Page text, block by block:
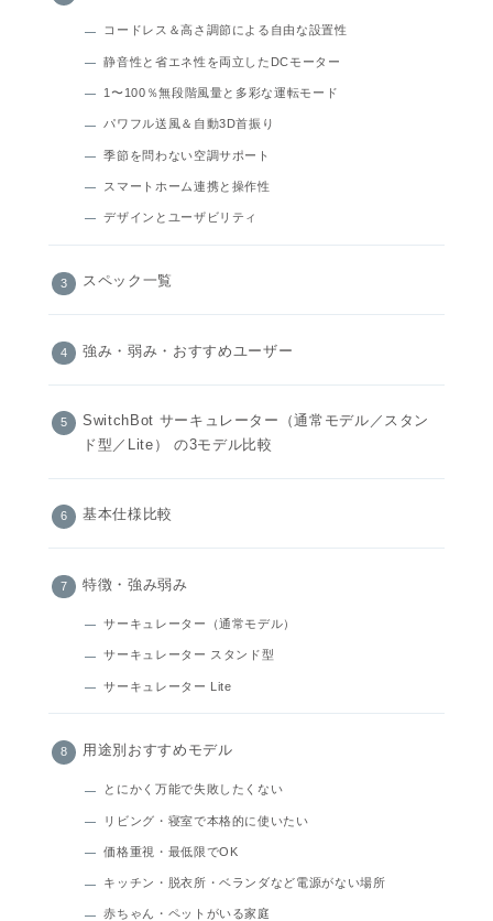
コードレス＆高さ調節による自由な設置性
静音性と省エネ性を両立したDCモーター
1〜100％無段階風量と多彩な運転モード
パワフル送風＆自動3D首振り
季節を問わない空調サポート
スマートホーム連携と操作性
デザインとユーザビリティ
スペック一覧
強み・弱み・おすすめユーザー
SwitchBot サーキュレーター（通常モデル／スタン
ド型／Lite） の3モデル比較
基本仕様比較
特徴・強み弱み
サーキュレーター（通常モデル）
サーキュレーター スタンド型
サーキュレーター Lite
用途別おすすめモデル
とにかく万能で失敗したくない
リビング・寝室で本格的に使いたい
価格重視・最低限でOK
キッチン・脱衣所・ベランダなど電源がない場所
赤ちゃん・ペットがいる家庭